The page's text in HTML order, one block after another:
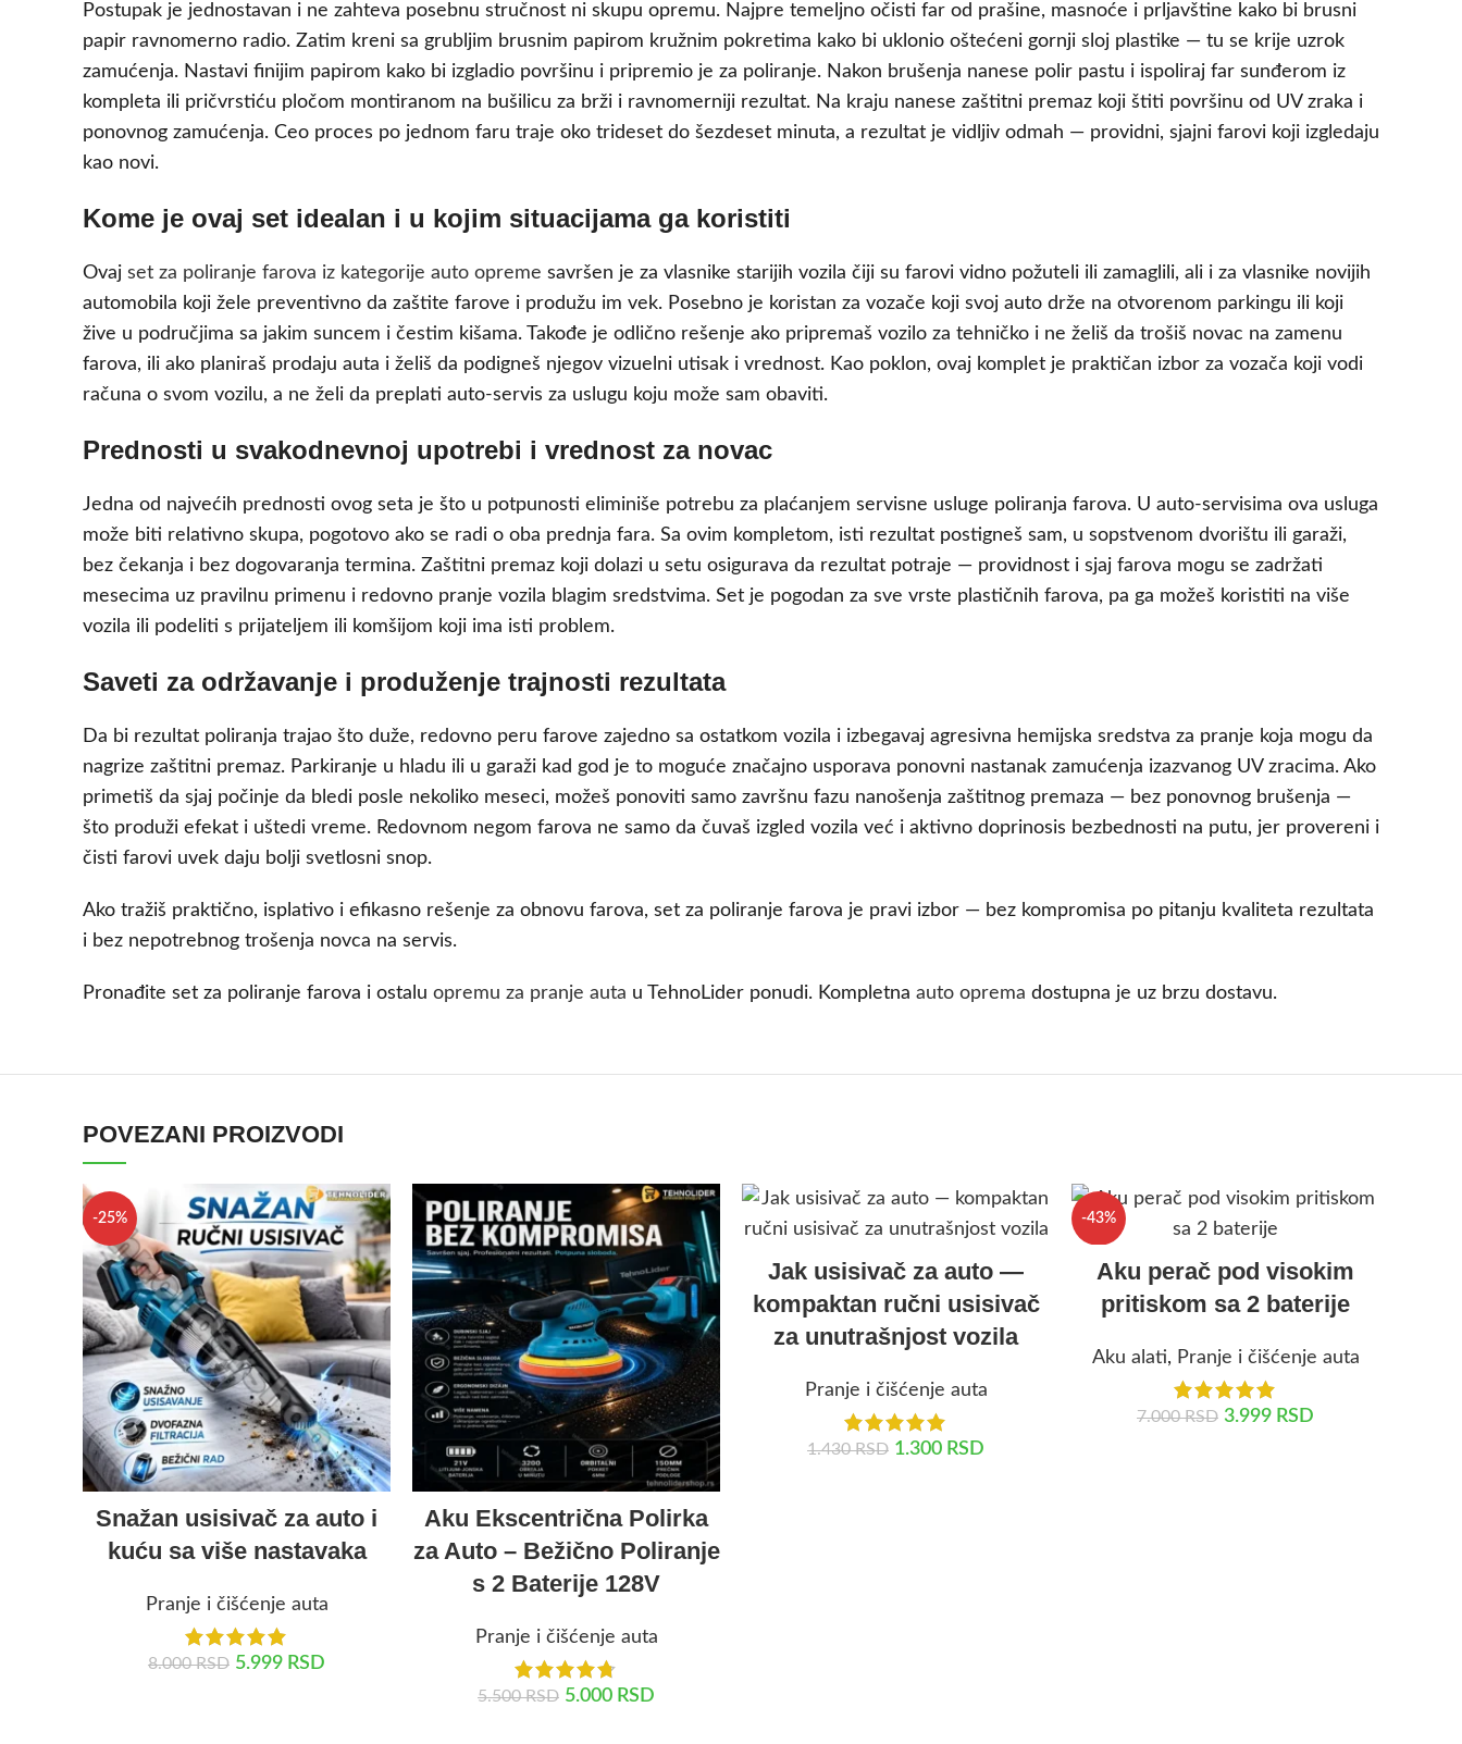
Postupak je jednostavan i ne zahteva posebnu stručnost ni skupu opremu. Najpre temeljno očisti far od prašine, masnoće i prljavštine kako bi brusni
papir ravnomerno radio. Zatim kreni sa grubljim brusnim papirom kružnim pokretima kako bi uklonio oštećeni gornji sloj plastike — tu se krije uzrok
zamućenja. Nastavi finijim papirom kako bi izgladio površinu i pripremio je za poliranje. Nakon brušenja nanese polir pastu i ispoliraj far sunđerom iz
kompleta ili pričvrstiću pločom montiranom na bušilicu za brži i ravnomerniji rezultat. Na kraju nanese zaštitni premaz koji štiti površinu od UV zraka i
ponovnog zamućenja. Ceo proces po jednom faru traje oko trideset do šezdeset minuta, a rezultat je vidljiv odmah — providni, sjajni farovi koji izgledaju
kao novi.
Kome je ovaj set idealan i u kojim situacijama ga koristiti
Ovaj set za poliranje farova iz kategorije auto opreme savršen je za vlasnike starijih vozila čiji su farovi vidno požuteli ili zamaglili, ali i za vlasnike novijih
automobila koji žele preventivno da zaštite farove i produžu im vek. Posebno je koristan za vozače koji svoj auto drže na otvorenom parkingu ili koji
žive u područjima sa jakim suncem i čestim kišama. Takođe je odlično rešenje ako pripremaš vozilo za tehničko i ne želiš da trošiš novac na zamenu
farova, ili ako planiraš prodaju auta i želiš da podigneš njegov vizuelni utisak i vrednost. Kao poklon, ovaj komplet je praktičan izbor za vozača koji vodi
računa o svom vozilu, a ne želi da preplati auto-servis za uslugu koju može sam obaviti.
Prednosti u svakodnevnoj upotrebi i vrednost za novac
Jedna od najvećih prednosti ovog seta je što u potpunosti eliminiše potrebu za plaćanjem servisne usluge poliranja farova. U auto-servisima ova usluga
može biti relativno skupa, pogotovo ako se radi o oba prednja fara. Sa ovim kompletom, isti rezultat postigneš sam, u sopstvenom dvorištu ili garaži,
bez čekanja i bez dogovaranja termina. Zaštitni premaz koji dolazi u setu osigurava da rezultat potraje — providnost i sjaj farova mogu se zadržati
mesecima uz pravilnu primenu i redovno pranje vozila blagim sredstvima. Set je pogodan za sve vrste plastičnih farova, pa ga možeš koristiti na više
vozila ili podeliti s prijateljem ili komšijom koji ima isti problem.
Saveti za održavanje i produženje trajnosti rezultata
Da bi rezultat poliranja trajao što duže, redovno peru farove zajedno sa ostatkom vozila i izbegavaj agresivna hemijska sredstva za pranje koja mogu da
nagrize zaštitni premaz. Parkiranje u hladu ili u garaži kad god je to moguće značajno usporava ponovni nastanak zamućenja izazvanog UV zracima. Ako
primetiš da sjaj počinje da bledi posle nekoliko meseci, možeš ponoviti samo završnu fazu nanošenja zaštitnog premaza — bez ponovnog brušenja —
što produži efekat i uštedi vreme. Redovnom negom farova ne samo da čuvaš izgled vozila već i aktivno doprinosis bezbednosti na putu, jer provereni i
čisti farovi uvek daju bolji svetlosni snop.
Ako tražiš praktično, isplativo i efikasno rešenje za obnovu farova, set za poliranje farova je pravi izbor — bez kompromisa po pitanju kvaliteta rezultata
i bez nepotrebnog trošenja novca na servis.
Pronađite set za poliranje farova i ostalu opremu za pranje auta u TehnoLider ponudi. Kompletna auto oprema dostupna je uz brzu dostavu.
POVEZANI PROIZVODI
-25%
Snažan usisivač za auto i
kuću sa više nastavaka
Pranje i čišćenje auta
8.000RSD 5.999 RSD
Aku Ekscentrična Polirka
za Auto – Bežično Poliranje
s 2 Baterije 128V
Pranje i čišćenje auta
5.500RSD 5.000 RSD
Jak usisivač za auto —
kompaktan ručni usisivač
za unutrašnjost vozila
Pranje i čišćenje auta
1.430RSD 1.300 RSD
-43%
Aku perač pod visokim
pritiskom sa 2 baterije
Aku alati, Pranje i čišćenje auta
7.000RSD 3.999 RSD